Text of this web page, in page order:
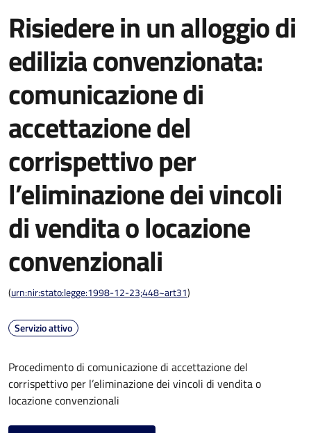
Risiedere in un alloggio di
edilizia convenzionata:
comunicazione di
accettazione del
corrispettivo per
l’eliminazione dei vincoli
di vendita o locazione
convenzionali
(urn:nir:stato:legge:1998-12-23;448~art31)
Servizio attivo
Procedimento di comunicazione di accettazione del
corrispettivo per l’eliminazione dei vincoli di vendita o
locazione convenzionali